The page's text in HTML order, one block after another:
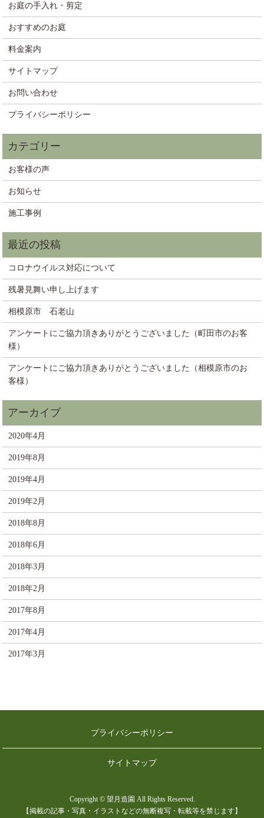
お庭の手入れ・剪定
おすすめのお庭
料金案内
サイトマップ
お問い合わせ
プライバシーポリシー
お客様の声
お知らせ
施工事例
コロナウイルス対応について
残暑見舞い申し上げます
相模原市 石老山
アンケートにご協力頂きありがとうございました（町田市のお客
様）
アンケートにご協力頂きありがとうございました（相模原市のお
客様）
2020年4月
2019年8月
2019年4月
2019年2月
2018年8月
2018年6月
2018年3月
2018年2月
2017年8月
2017年4月
2017年3月
プライバシーポリシー
サイトマップ
Copyright © 望月造園 All Rights Reserved.
【掲載の記事・写真・イラストなどの無断複写・転載等を禁じます】